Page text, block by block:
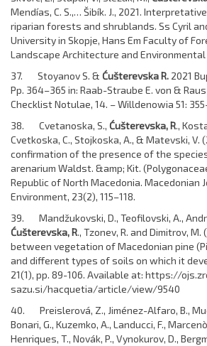
Mendías, C. S.,… Šibík. J., 2021.
riparian forests and shrublands. Ss Cyril
University in Skopje, Hans Em Faculty of
Landscape Architecture and Environmental
37. Stoyanov S. & Ćušterevska R. 2021
Pp. 364–365 in: Raab-Straube E. von &
Checklist Notulae, 14. – Willdenowia 51:
38. Cvetanoska, S., Ćušterevska, R.,
Cvetkoska, C., Stojkoska, A., & Matevski, V.
confirmation of the presence of the
arenarium Waldst. &amp; Kit.
Republic of North Macedonia. Macedonian
Environment, 23(2), 115–118.
39. Mandžukovski, D., Teofilovski, A.,
Ćušterevska, R., Tzonev, R. and Dimitrov,
between vegetation of Macedonian pine
and different types of soils on which it
21(1), pp. 89-106. Available at: https://
sazu.si/hacquetia/article/view/9540
40. Preislerová, Z., Jiménez-Alfaro, B.,
Bonari, G., Kuzemko, A., Landucci, F.,
Henriques, T., Novák, P., Vynokurov, D.,